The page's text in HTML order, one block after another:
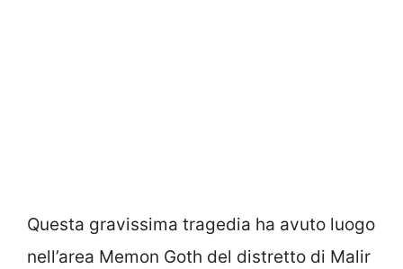
Questa gravissima tragedia ha avuto luogo
nell’area Memon Goth del distretto di Malir